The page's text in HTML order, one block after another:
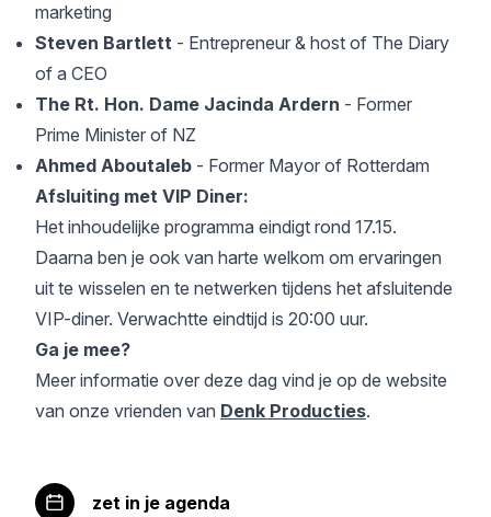
marketing
Steven Bartlett - Entrepreneur & host of The Diary
of a CEO
The Rt. Hon. Dame Jacinda Ardern - Former
Prime Minister of NZ
Ahmed Aboutaleb - Former Mayor of Rotterdam
Afsluiting met VIP Diner:
Het inhoudelijke programma eindigt rond 17.15.
Daarna ben je ook van harte welkom om ervaringen
uit te wisselen en te netwerken tijdens het afsluitende
VIP-diner. Verwachtte eindtijd is 20:00 uur.
Ga je mee?
Meer informatie over deze dag vind je op de website
van onze vrienden van Denk Producties.
zet in je agenda